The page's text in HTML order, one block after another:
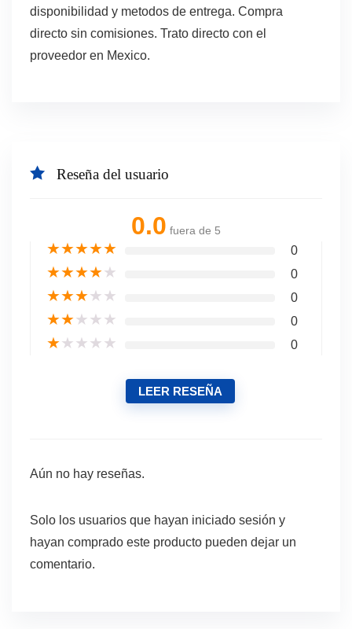
disponibilidad y metodos de entrega. Compra
directo sin comisiones. Trato directo con el
proveedor en Mexico.
Reseña del usuario
0.0 fuera de 5
★★★★★ 0
★★★★★ 0
★★★★★ 0
★★★★★ 0
★★★★★ 0
LEER RESEÑA
Aún no hay reseñas.
Solo los usuarios que hayan iniciado sesión y
hayan comprado este producto pueden dejar un
comentario.